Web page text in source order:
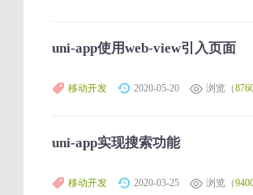
uni-app使用web-view引入页面
移动开发 2020-05-20 浏览（
uni-app实现搜索功能
移动开发 2020-03-25 浏览（